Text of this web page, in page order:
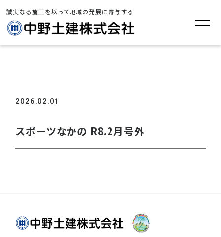
誠実なる施工を以って地域の発展に寄与する
TOP> お知らせ>スポーツなかの R8.2月号外
2026.02.01
スポーツなかの R8.2月号外